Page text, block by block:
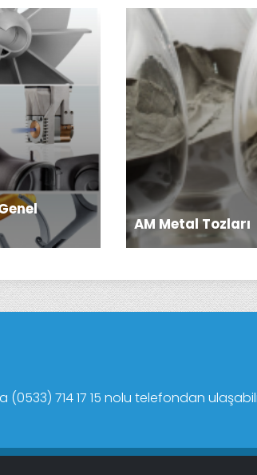
AM Metal Tozları
714 17 15 nolu telefondan